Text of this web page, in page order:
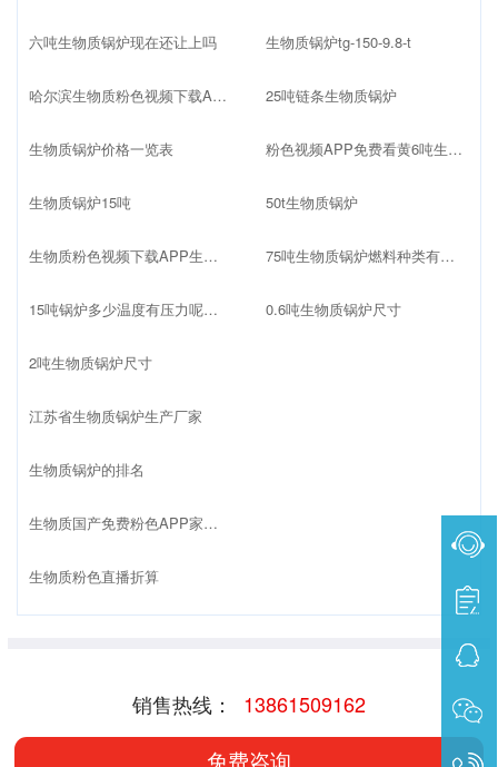
六吨生物质锅炉现在还让上吗
哈尔滨生物质粉色视频下载APP厂家
生物质锅炉价格一览表
生物质锅炉15吨
生物质粉色视频下载APP生产厂家
生物质锅炉tg-150-9.8-t
25吨链条生物质锅炉
粉色视频APP免费看黄6吨生物质锅炉
50t生物质锅炉
75吨生物质锅炉燃料种类有哪些
15吨锅炉多少温度有压力呢生物质
2吨生物质锅炉尺寸
江苏省生物质锅炉生产厂家
生物质锅炉的排名
生物质国产免费粉色APP家排名榜最新
生物质粉色直播折算
0.6吨生物质锅炉尺寸
销售热线： 13861509162
免费咨询